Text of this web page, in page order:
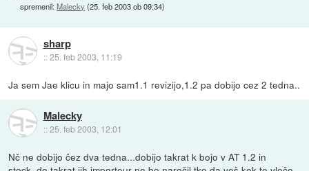
spremenil:Malecky (25. feb 2003 ob 09:34)
sharp
::25. feb 2003, 11:19
Ja sem Jae klicu in majo sam1.1 revizijo,1.2 pa dobijo cez 2 tedna..
Malecky
::25. feb 2003, 12:01
Nč ne dobijo čez dva tedna...dobijo takrat k bojo v AT 1.2 in